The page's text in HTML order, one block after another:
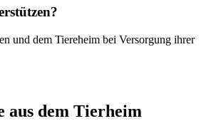
und dem Tiereheim bei Versorgung ihrer
aus dem Tierheim